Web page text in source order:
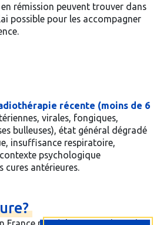
rémission peuvent trouver dans
possible pour les accompagner
récente (moins de 6
virales, fongiques,
bulleuses), état général dégradé
insuffisance respiratoire,
psychologique
cures antérieures.